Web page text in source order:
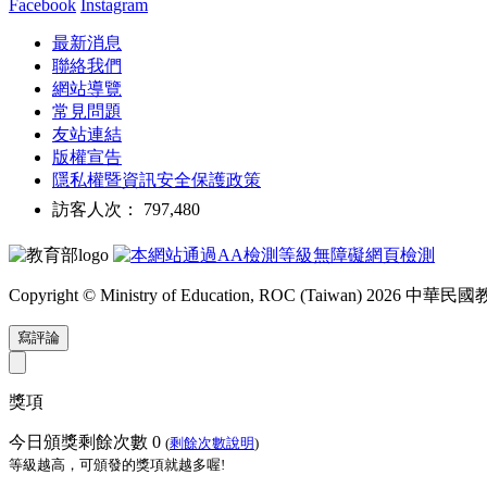
Facebook Instagram
最新消息
聯絡我們
網站導覽
常見問題
友站連結
版權宣告
隱私權暨資訊安全保護政策
訪客人次： 797,480
Copyright © Ministry of Education, ROC (Taiwan) 2026 中華民國
寫評論
獎項
今日頒獎剩餘次數 0 (剩餘次數說明)
等級越高，可頒發的獎項就越多喔!